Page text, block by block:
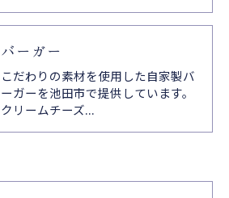
バーガー
こだわりの素材を使用した自家製バ
ーガーを池田市で提供しています。
クリームチーズ…